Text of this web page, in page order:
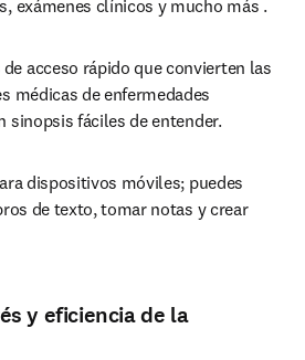
exámenes clínicos y mucho más .
de acceso rápido que convierten las
médicas de enfermedades
sinopsis fáciles de entender.
dispositivos móviles; puedes
de texto, tomar notas y crear
y eficiencia de la